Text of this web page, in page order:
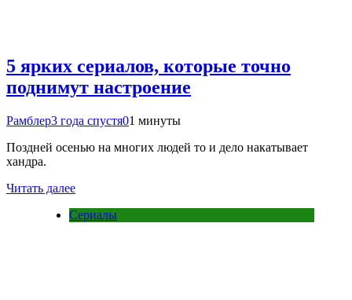
5 ярких сериалов, которые точно
поднимут настроение
Рамблер3 года спустя01 минуты
Поздней осенью на многих людей то и дело накатывает
хандра.
Читать далее
Сериалы